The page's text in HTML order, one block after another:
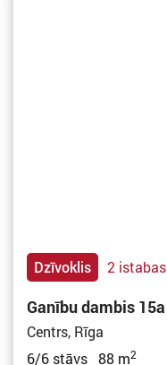
Dzīvoklis 2 istabas
Ganību dambis 15a
Centrs, Rīga
6/6 stāvs 88 m2